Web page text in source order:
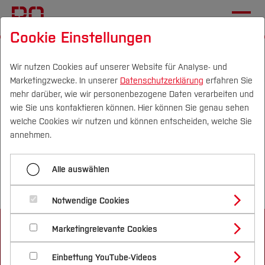
Campus Personen DE|EN Quicklinks
Studium
Studienangebote
Bachelorstudiengänge
Masterstudiengänge
Vor dem Studium
Bewerben & Einschreiben
Bewerbungsportal
Im Studium
Studienbüros und Prüfungen
Nach dem Studium
Forschung & Transfer
Profil
Forschungs- und Transferprofil
Schwerpunkte (FuT)
Beratung & Förderung
Nachhaltigkeit
Nachhaltigkeit studieren
International
Home
Herzlichen Dank für Ihre
Anmeldung!
Sie erhalten in Kürze eine Bestätigungs-E-Mail von
uns.
Cookie Einstellungen
Wir nutzen Cookies auf unserer Website für Analyse- und
Marketingzwecke. In unserer Datenschutzerklärung erfahren Sie
mehr darüber, wie wir personenbezogene Daten verarbeiten und
wie Sie uns kontaktieren können. Hier können Sie genau sehen
welche Cookies wir nutzen und können entscheiden, welche Sie
annehmen.
Alle auswählen
Notwendige Cookies
Marketingrelevante Cookies
Einbettung YouTube-Videos